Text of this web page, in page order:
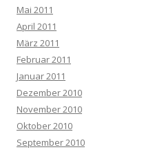
Mai 2011
April 2011
März 2011
Februar 2011
Januar 2011
Dezember 2010
November 2010
Oktober 2010
September 2010